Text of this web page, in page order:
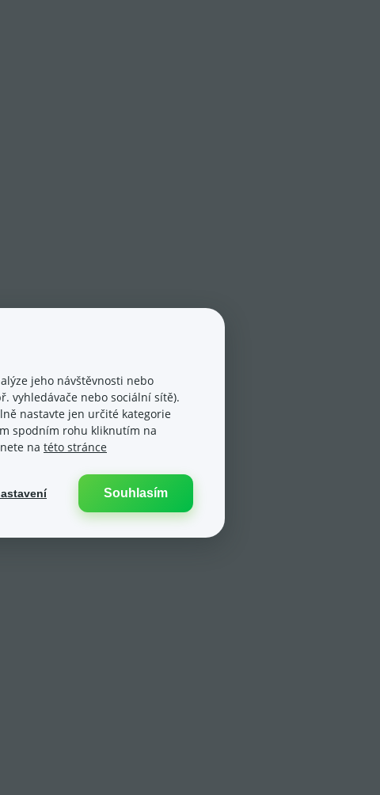
jeho návštěvnosti nebo
vyhledávače nebo sociální sítě).
nastavte jen určité kategorie
spodním rohu kliknutím na
na této stránce
Souhlasím